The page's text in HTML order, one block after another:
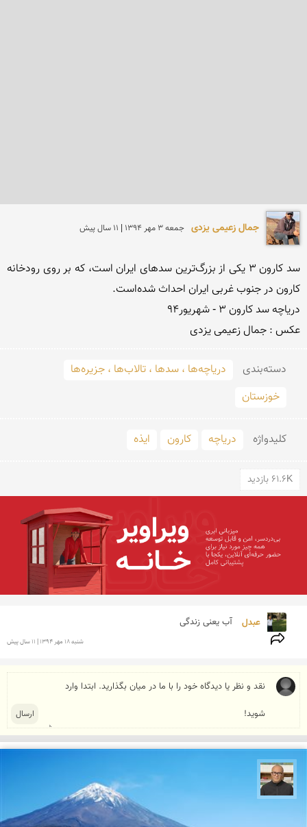
جمال زعیمی یزدی جمعه 3 مهر 1394 | 11 سال پیش
عکس : جمال زعیمی یزدی
دسته‌بندی
دریاچه‌ها ، سدها ، تالاب‌ها ، جزیره‌ها
خوزستان
کلید‌واژه دریاچه کارون ایذه
61.6K بازدید
عبدل آب یعنی زندگی
شنبه 18 مهر 1394 | 11 سال پیش